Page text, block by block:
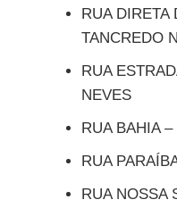
RUA DIRETA
TANCREDO
RUA
NEVES
RUA BAHIA
RUA
RUA NOSSA